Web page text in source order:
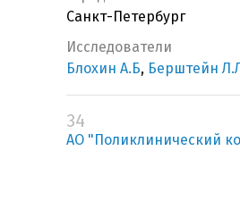
Санкт-Петербург
Исследователи
Блохин А.Б, Берштейн Л.Л
34
АО "Поликлинический